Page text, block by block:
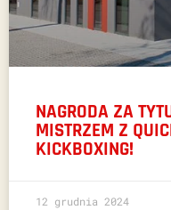
NAGRODA ZA
MISTRZEM Z
KICKBOXING!
12 grudnia 2024